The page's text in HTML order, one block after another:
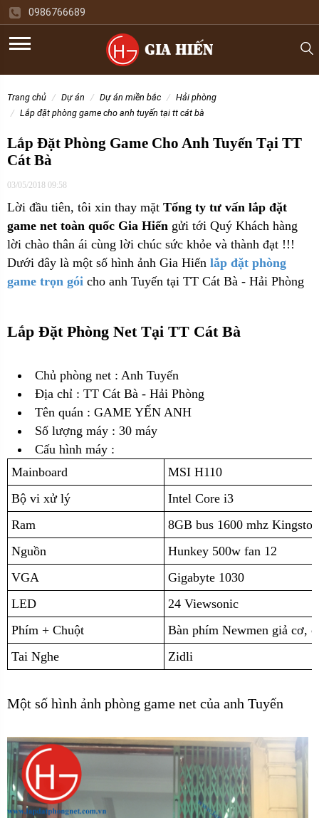
0986766689
trang chủ dự án dự án miền bắc
hải phòng
lắp đặt phòng game cho anh tuyến tại tt cát bà
Lắp Đặt Phòng Game Cho Anh Tuyến Tại TT
Cát Bà
03/05/2018 09:58
Lời đầu tiên, tôi xin thay mặt Tổng ty tư vấn lắp đặt
game net toàn quốc Gia Hiến gửi tới Quý Khách hàng
lời chào thân ái cùng lời chúc sức khỏe và thành đạt !!!
Dưới đây là một số hình ảnh Gia Hiến lắp đặt phòng
game trọn gói cho anh Tuyến tại TT Cát Bà - Hải Phòng
Lắp Đặt Phòng Net Tại TT Cát Bà
Chủ phòng net : Anh Tuyến
Địa chỉ : TT Cát Bà - Hải Phòng
Tên quán : GAME YẾN ANH
Số lượng máy : 30 máy
Cấu hình máy :
Mainboard
MSI H110
Bộ vi xử lý
Intel Core i3
Ram
8GB bus 1600 mhz Kingston
Nguồn
Hunkey 500w fan 12
VGA
Gigabyte 1030
LED
24 Viewsonic
Phím + Chuột
Bàn phím Newmen giả cơ,
Tai Nghe
Zidli
Một số hình ảnh phòng game net của anh Tuyến